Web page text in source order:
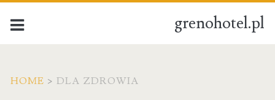
grenohotel.pl
HOME > DLA ZDROWIA